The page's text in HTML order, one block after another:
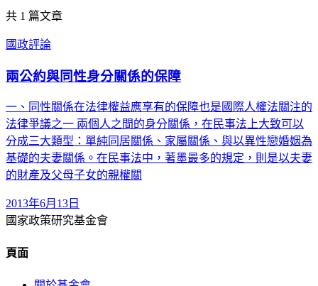
共 1 篇文章
國政評論
兩公約與同性身分關係的保障
一、同性關係在法律權益應享有的保障也是國際人權法關注的
法律爭議之一 兩個人之間的身分關係，在民事法上大致可以
分成三大類型：單純同居關係、家屬關係、與以異性戀婚姻為
基礎的夫妻關係。在民事法中，著墨最多的規定，則是以夫妻
的財產及父母子女的親權關
2013年6月13日
國家政策研究基金會
頁面